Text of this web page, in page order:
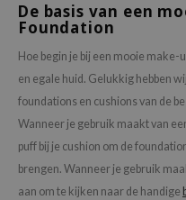
De basis van een
Foundation
Hoe begin je bij een mooie make-
en egale huid. Gelukkig hebben
foundations en cushions van de
Wanneer je gebruik maakt van
puff bij je cushion om de
brengen. Wanneer je gebruik
aan om te kijken naar de handige